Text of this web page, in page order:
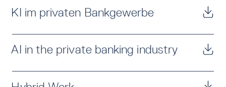
KI im privaten Bankgewerbe
AI in the private banking industry